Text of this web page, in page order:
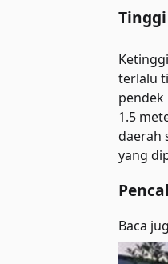
terlalu
1.5
daerah
yang
Baca